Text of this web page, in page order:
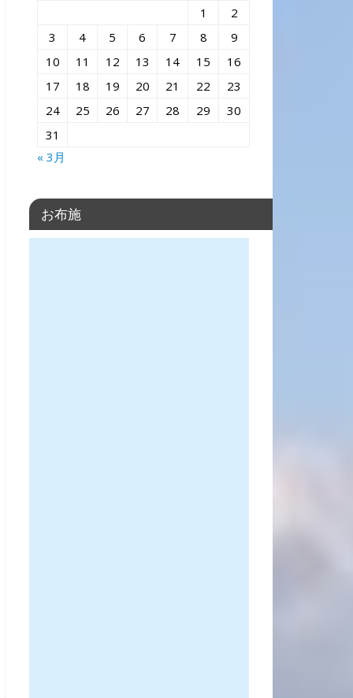
1
2
3
4 5 6 7 8
9
10
11 12 13 14 15
16
17
18 19 20 21 22
23
24
25 26 27 28 29
30
31
« 3月
お布施